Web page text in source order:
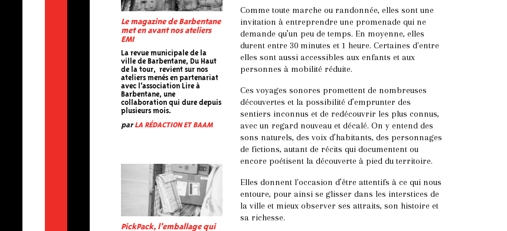
Le magazine de Barbentane
met en avant nos ateliers
EMI
La revue municipale de la
ville de Barbentane, Du Haut
de la tour, revient sur nos
ateliers menés en partenariat
avec l'association Lire à
Barbentane, une
collaboration qui dure depuis
plusieurs mois.
parLA RÉDACTION ET BAAM
PickPack, l’emballage qui
Comme toute marche ou randonnée, elles sont une
invitation à entreprendre une promenade qui ne
demande qu’un peu de temps. En moyenne, elles
durent entre 30 minutes et 1 heure. Certaines d'entre
elles sont aussi accessibles aux enfants et aux
personnes à mobilité réduite.
Ces voyages sonores promettent de nombreuses
découvertes et la possibilité d’emprunter des
sentiers inconnus et de redécouvrir les plus connus,
avec un regard nouveau et décalé. On y entend des
sons naturels, des voix d’habitants, des personnages
de fictions, autant de récits qui documentent ou
encore poétisent la découverte à pied du territoire.
Elles donnent l'occasion d’être attentifs à ce qui nous
entoure, pour ainsi se glisser dans les interstices de
la ville et mieux observer ses attraits, son histoire et
sa richesse.